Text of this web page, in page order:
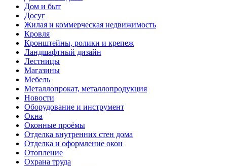
Дом и быт
Досуг
Жилая и коммерческая недвижимость
Кровля
Кронштейны, ролики и крепеж
Ландшафтный дизайн
Лестницы
Магазины
Мебель
Металлопрокат, металлопродукция
Новости
Оборудование и инструмент
Окна
Оконные проёмы
Отделка внутренних стен дома
Отделка и оформление окон
Отопление
Охрана труда